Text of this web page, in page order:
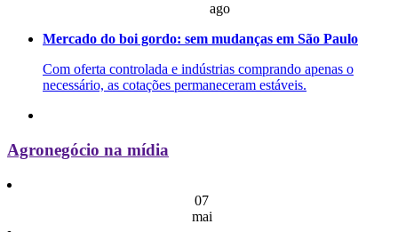
ago
Mercado do boi gordo: sem mudanças em São Paulo
Com oferta controlada e indústrias comprando apenas o
necessário, as cotações permaneceram estáveis.
Agronegócio na mídia
07
mai